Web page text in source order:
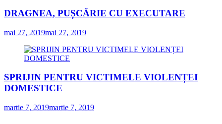
DRAGNEA, PUȘCĂRIE CU EXECUTARE
mai 27, 2019mai 27, 2019
SPRIJIN PENTRU VICTIMELE VIOLENȚEI
DOMESTICE
martie 7, 2019martie 7, 2019